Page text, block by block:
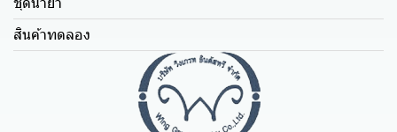
สินค้าทดลอง